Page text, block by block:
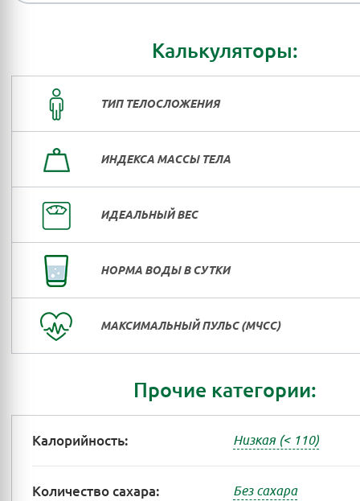
Калькуляторы:
ТИП ТЕЛОСЛОЖЕНИЯ
ИНДЕКСА МАССЫ ТЕЛА
ИДЕАЛЬНЫЙ ВЕС
НОРМА ВОДЫ В СУТКИ
МАКСИМАЛЬНЫЙ ПУЛЬС (МЧСС)
Прочие категории:
Калорийность: Низкая (< 110)
Количество сахара: Без сахара